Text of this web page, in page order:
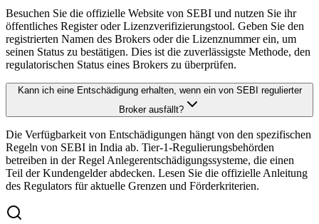
Besuchen Sie die offizielle Website von SEBI und nutzen Sie ihr
öffentliches Register oder Lizenzverifizierungstool. Geben Sie den
registrierten Namen des Brokers oder die Lizenznummer ein, um
seinen Status zu bestätigen. Dies ist die zuverlässigste Methode, den
regulatorischen Status eines Brokers zu überprüfen.
Kann ich eine Entschädigung erhalten, wenn ein von SEBI regulierter
Broker ausfällt?
Die Verfügbarkeit von Entschädigungen hängt von den spezifischen
Regeln von SEBI in India ab. Tier-1-Regulierungsbehörden
betreiben in der Regel Anlegerentschädigungssysteme, die einen
Teil der Kundengelder abdecken. Lesen Sie die offizielle Anleitung
des Regulators für aktuelle Grenzen und Förderkriterien.